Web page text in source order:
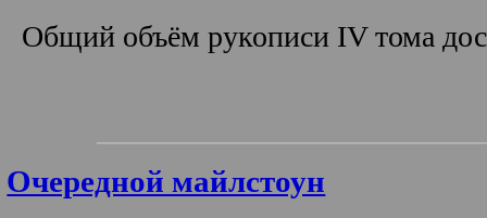
Общий объём рукописи IV тома
Очередной майлстоун